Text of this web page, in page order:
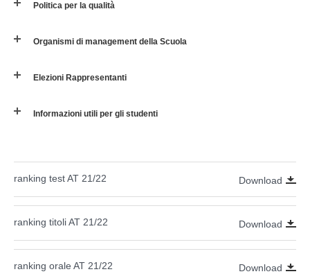
Politica per la qualità
Organismi di management della Scuola
Elezioni Rappresentanti
Informazioni utili per gli studenti
ranking test AT 21/22 Download
ranking titoli AT 21/22 Download
ranking orale AT 21/22 Download